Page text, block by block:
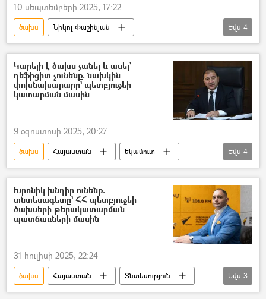
10 սեպտեմբերի 2025, 17:22
ծախս
Նիկոլ Փաշինյան
ՀՀ պաշտպանության նախարարություն (ՊՆ)
բյուջե
վարկ պետական պարտք
Եվս 4
Կարելի է ծախս չանել և ասել`
դեֆիցիտ չունենք. նախկին
փոխնախարարը` պետբյուջեի
կատարման մասին
9 օգոստոսի 2025, 20:27
ծախս Հայաստան
եկամուտ
Դեֆիցիտ
բյուջե
ՀՀ կառավարություն
Պավել Սաֆարյան
Եվս 4
Խրոնիկ խնդիր ունենք.
տնտեսագետը` ՀՀ պետբյուջեի
ծախսերի թերակատարման
պատճառների մասին
31 հուլիսի 2025, 22:24
ծախս Հայաստան
Տնտեսություն
բյուջե
Աղասի Թավադյան
Եվս 3